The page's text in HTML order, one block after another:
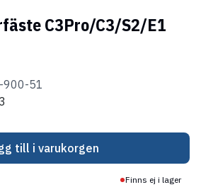
C3Pro/C3/S2/E1
900-51
till i varukorgen
Finns ej i lager